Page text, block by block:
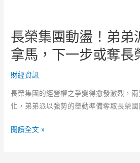
與
策
略
劃：
打
造
穩
的
投
組
長榮集團動盪！弟弟
拿馬，下一步或奪長
財經資訊
長榮集團的經營權之爭變得愈發激烈，
化，弟弟派以強勢的舉動準備奪取長榮國
長
閱讀全文 »